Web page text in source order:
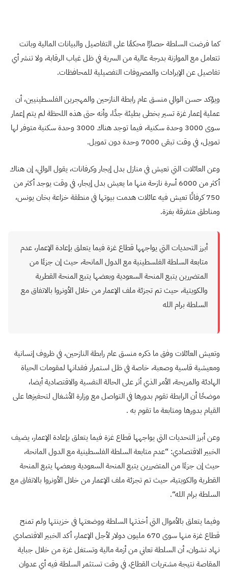
كما فرضت السلطة حصارًا محكمًا على التفاصيل والبيانات المالية وباتت
تتعامل مع الموازنة بدرجة عالية من السرية في ظل غياب الرقابة، ولا تنشر أي
تفاصيل عن الإيرادات والمصروفات التفصيلية للمحافظات.
ويؤكد حسن الوالي منسق عام رابطة النازحين والمهجرين الفلسطينيين، أن
عملية إعمار غزة تسير بخطى بطيئة جدًا، وأنه حتى هذه اللحظة لم يتم إعمار
سوى 3000 وحدة سكنية، فيما توجد هناك 3000 وحدة سكنية متوفر لها
تمويل، في وقت تبقى 7000 وحدة دون تمويل
.
وعن العائلات التي تعيش في منازل بدل إيجار وكرفانات، يقول الوالي، إن هناك
أكثر من 6000 أسرة نازحة منها ما يعيش بدل إيجار، في وقت يوجد أكثر من
750 كرفانًا تعيش فيه عائلات هدمت بيوتها في منطقة خزاعة بخان يونس،
ومناطق متفرقة بغزة.
أبرز التحديات التي يواجهها قطاع غزة فيما يتعلق بإعادة الإعمار، عدم
متابعة السلطة الفلسطينية مع الدول المانحة، حيث إن جزءًا من
المتضررين يتبع المنحة السعودية وبعضها يتبع المنحة القطرية
والكويتية، حيث تم تجزئة ملف الإعمار من خلال الأونروا بالاتفاق مع
السلطة برام الله
وتعيش العائلات وفق ما ذكره منسق عام رابطة النازحين، في ظروف إنسانية
ومعيشية قاسية وصعبة، خاصة في ظل استمرار فقدانها لمقومات الحياة
الهادئة والمريحة، الأمر الذي أثر على الحالة النفسية والاقتصادية أيضا،
موضحًا أن الرابطة تقوم بدورها في التواصل مع وزارة الأشغال لتحفيزها على
القيام بدورها ومتابعة ما تقوم به .
وعن أبرز التحديات التي يواجهها قطاع غزة فيما يتعلق بإعادة الإعمار، يضيف
الخبير الاقتصادي: “عدم متابعة السلطة الفلسطينية مع الدول المانحة،
حيث إن جزءًا من المتضررين يتبع المنحة السعودية وبعضها يتبع المنحة
القطرية والكويتية، حيث تم تجزئة ملف الإعمار من خلال الأونروا بالاتفاق مع
السلطة برام الله“.
وفيما يتعلق بالأموال التي أخذتها السلطة ووضعتها في خزينتها ولم تمنح
قطاع غزة منها سوى 670 مليون دولار لأجل الإعمار، أكد الخبير الاقتصادي
نهاد نشوان، أن السلطة تعاني من أزمة مالية وتستغل غزة من خلال جباية
المقاصة نتيجة مشتريات القطاع، في وقت تستثمر السلطة فيه أي عدوان